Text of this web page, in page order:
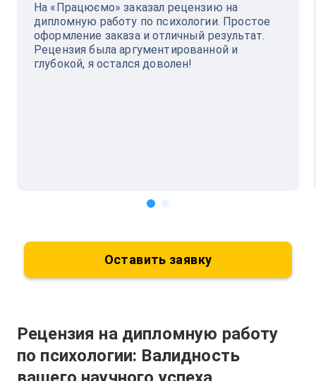
На «Працюємо» заказал рецензию на
дипломную работу по психологии. Простое
оформление заказа и отличный результат.
Рецензия была аргументированной и
глубокой, я остался доволен!
Оставить заявку
Рецензия на дипломную работу
по психологии: Валидность